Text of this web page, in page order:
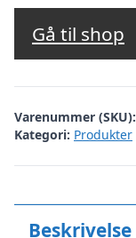
Gå til shop
Varenummer (SKU):
Kategori: Produkter
Beskrivelse